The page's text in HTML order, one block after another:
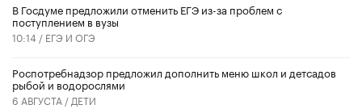
В Госдуме предложили отменить ЕГЭ из-за проблем с
поступлением в вузы
10:14 / ЕГЭ И ОГЭ
Роспотребнадзор предложил дополнить меню школ и детсадов
рыбой и водорослями
6 АВГУСТА / ДЕТИ